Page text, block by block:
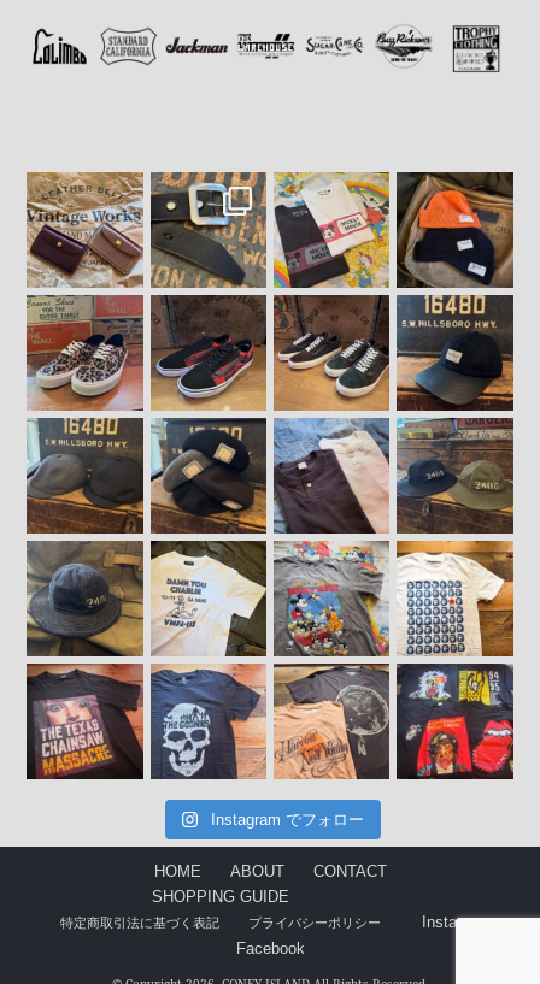
Instagram でフォロー
HOME ABOUT
CONTACT
SHOPPING GUIDE
特定商取引法に基づく表記 プライバシーポリシー
Instagram
Facebook